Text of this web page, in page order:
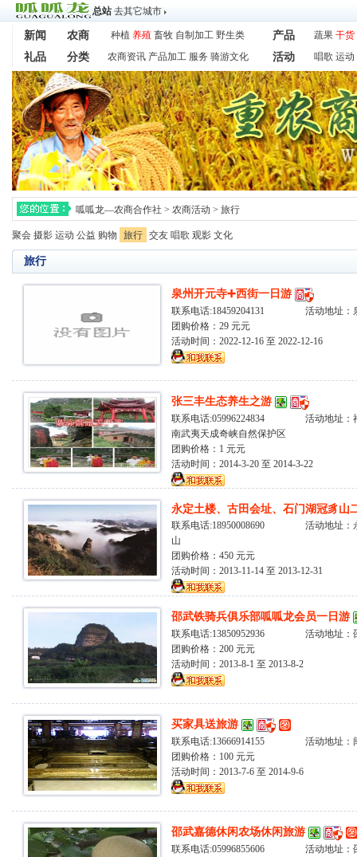
总站 去其它城市
新闻 农商 种植 养殖 畜牧 自制加工 野生类 产品 蔬果 干货
礼品 分类 农商资讯 产品加工 服务 骑游文化 活动 唱歌 运动
呱呱龙—农商合作社 > 农商活动 > 旅行
聚会 摄影 运动 公益 购物 旅行 交友 唱歌 观影 文化
旅行
泉州开元寺➕西街一日游
联系电话:18459204131 活动地址：泉
团购价格：29 元元
活动时间：2022-12-16 至 2022-12-16
张三丰生态养生之游
联系电话:05996224834 活动地址：福
南武夷天成奇峡自然保护区
团购价格：1 元元
活动时间：2014-3-20 至 2014-3-22
永定土楼、古田会址、石门湖冠豸山
联系电话:18950008690 活动地址：永
山
团购价格：450 元元
活动时间：2013-11-14 至 2013-12-31
邵武铁骑兵俱乐部呱呱龙会员一日游
联系电话:13850952936 活动地址：
团购价格：200 元元
活动时间：2013-8-1 至 2013-8-2
买家具送旅游
联系电话:13666914155 活动地址：
团购价格：100 元元
活动时间：2013-7-6 至 2014-9-6
邵武嘉德休闲农场休闲旅游
联系电话:05996855606 活动地址：邵